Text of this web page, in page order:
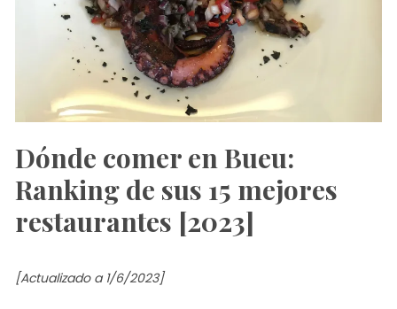
Dónde comer en Bueu:
Ranking de sus 15 mejores
restaurantes [2023]
[Actualizado a 1/6/2023]